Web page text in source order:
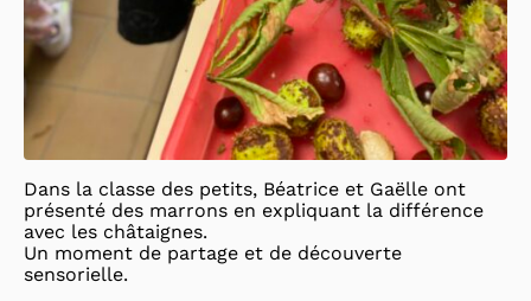
Dans la classe des petits, Béatrice et Gaëlle ont
présenté des marrons en expliquant la différence
avec les châtaignes.
Un moment de partage et de découverte
sensorielle.